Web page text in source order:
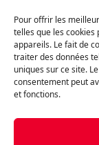
Pour offrir les
telles que les
appareils. Le fait de
traiter des données
uniques sur ce site.
consentement peut
et fonctions.
Contact
Blogue
Explorer les
Par catégories